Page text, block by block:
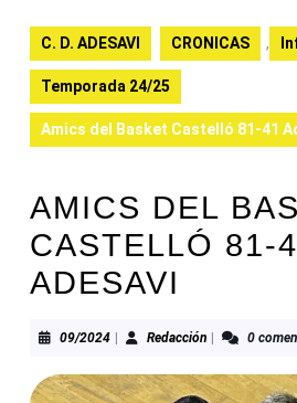
C. D. ADESAVI CRONICAS ,
Temporada 24/25
Amics del Basket Castelló 81-41
AMICS DEL
CASTELLÓ 81-
ADESAVI
09/202409/2024RedacciónRedacción
0